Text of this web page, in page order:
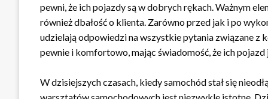
pewni, że ich pojazdy są w dobrych rękach. Ważnym
również dbałość o klienta. Zarówno przed jak i po
udzielają odpowiedzi na wszystkie pytania związane z
pewnie i komfortowo, mając świadomość, że ich pojazd
W dzisiejszych czasach, kiedy samochód stał się
warsztatów samochodowych jest niezwykle istotne.